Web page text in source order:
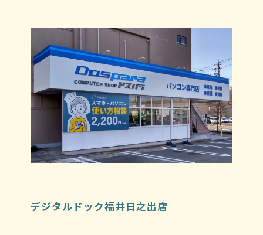
デジタルドック福井日之出店